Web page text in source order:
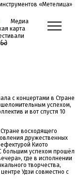
Медиа
карта
с концертами в Стране
успехом,
и вот спустя 10
восходящего
дружественных
Киото
большим успехом прошёл
где в исполнении
творчества,
Удзи совместно с